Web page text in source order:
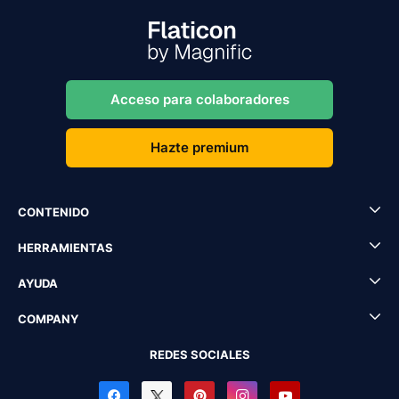
Acceso para colaboradores
Hazte premium
CONTENIDO
HERRAMIENTAS
AYUDA
COMPANY
REDES SOCIALES